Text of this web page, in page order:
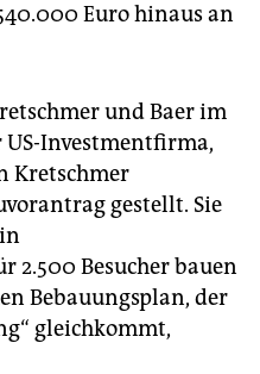
Euro hinaus an
und Baer im
Investmentfirma,
Kretschmer
gestellt. Sie
2.500 Besucher bauen
Bebauungsplan, der
gleichkommt,